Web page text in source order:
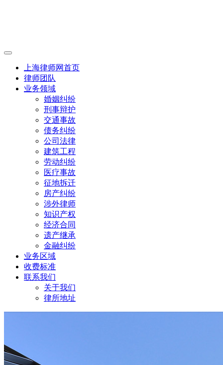
上海律师网首页
律师团队
业务领域
婚姻纠纷
刑事辩护
交通事故
债务纠纷
公司法律
建筑工程
劳动纠纷
医疗事故
征地拆迁
房产纠纷
涉外律师
知识产权
经济合同
遗产继承
金融纠纷
业务区域
收费标准
联系我们
关于我们
律所地址